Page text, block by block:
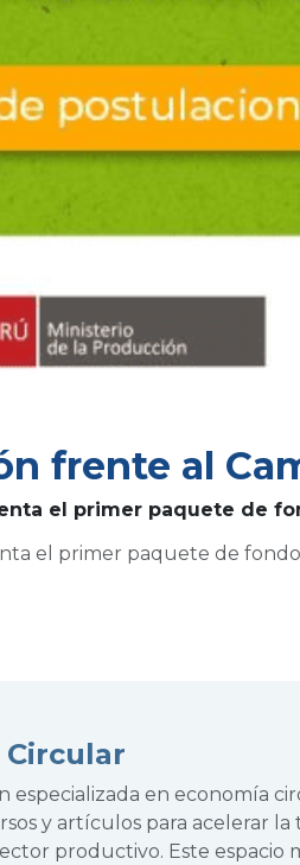
frente al
el primer paquete de
el primer paquete de
Circular
especializada en economía
y artículos para acelerar la
productivo. Este espacio